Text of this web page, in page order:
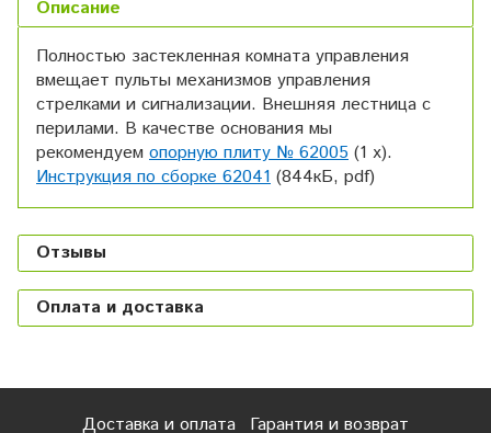
Описание
Полностью застекленная комната управления
вмещает пульты механизмов управления
стрелками и сигнализации. Внешняя лестница с
перилами. В качестве основания мы
рекомендуем опорную плиту № 62005 (1 х).
Инструкция по сборке 62041 (844кБ, pdf)
Отзывы
Оплата и доставка
Доставка и оплата Гарантия и возврат